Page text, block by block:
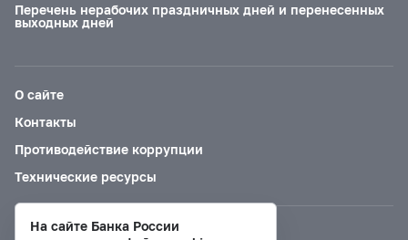
Перечень нерабочих праздничных дней и перенесенных
выходных дней
О сайте
Контакты
Противодействие коррупции
Технические ресурсы
На сайте Банка России